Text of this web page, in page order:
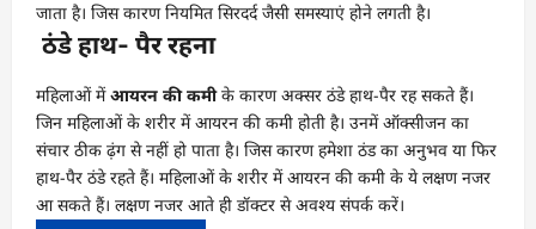
जाता है। जिस कारण नियमित सिरदर्द जैसी समस्याएं होने लगती है।
ठंडे हाथ- पैर रहना
महिलाओं मेंआयरन की कमीके कारण अक्सर ठंडे हाथ-पैर रह सकते हैं।
जिन महिलाओं के शरीर में आयरन की कमी होती है। उनमें ऑक्सीजन का
संचार ठीक ढ़ंग से नहीं हो पाता है। जिस कारण हमेशा ठंड का अनुभव या फिर
हाथ-पैर ठंडे रहते हैं। महिलाओं के शरीर में आयरन की कमी के ये लक्षण नजर
आ सकते हैं। लक्षण नजर आते ही डॉक्टर से अवश्य संपर्क करें।